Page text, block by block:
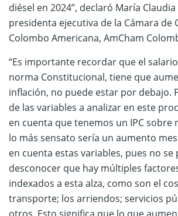
diésel en 2024”, declaró María
presidenta ejecutiva de la Cámara de
Colombo Americana, AmCham
“Es importante recordar que el
norma Constitucional, tiene que
inflación, no puede estar por debajo.
de las variables a analizar en este
en cuenta que tenemos un IPC sobre
lo más sensato sería un aumento
en cuenta estas variables, pues no se
desconocer que hay múltiples
indexados a esta alza, como son el
transporte; los arriendos; servicios